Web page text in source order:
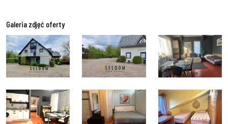
Galeria zdjęć oferty